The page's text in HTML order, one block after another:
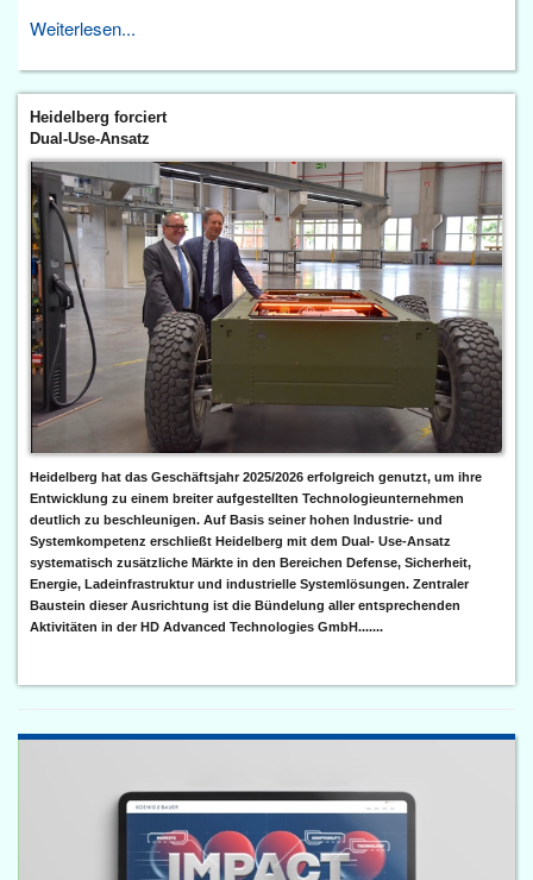
Weiterlesen...
Heidelberg forciert
Dual-Use-Ansatz
Heidelberg hat das Geschäftsjahr 2025/2026 erfolgreich genutzt, um ihre
Entwicklung zu einem breiter aufgestellten Technologieunternehmen
deutlich zu beschleunigen. Auf Basis seiner hohen Industrie- und
Systemkompetenz erschließt Heidelberg mit dem Dual- Use-Ansatz
systematisch zusätzliche Märkte in den Bereichen Defense, Sicherheit,
Energie, Ladeinfrastruktur und industrielle Systemlösungen. Zentraler
Baustein dieser Ausrichtung ist die Bündelung aller entsprechenden
Aktivitäten in der HD Advanced Technologies GmbH.......